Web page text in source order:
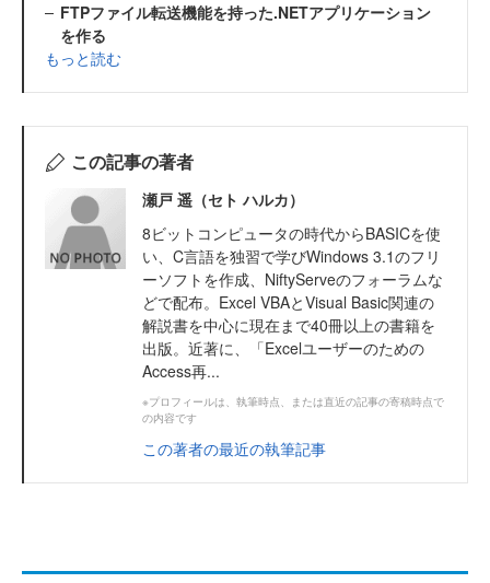
FTPファイル転送機能を持った.NETアプリケーション
を作る
もっと読む
この記事の著者
瀬戸 遥（セト ハルカ）
8ビットコンピュータの時代からBASICを使
い、C言語を独習で学びWindows 3.1のフリ
ーソフトを作成、NiftyServeのフォーラムな
どで配布。Excel VBAとVisual Basic関連の
解説書を中心に現在まで40冊以上の書籍を
出版。近著に、「Excelユーザーのための
Access再...
※プロフィールは、執筆時点、または直近の記事の寄稿時点で
の内容です
この著者の最近の執筆記事